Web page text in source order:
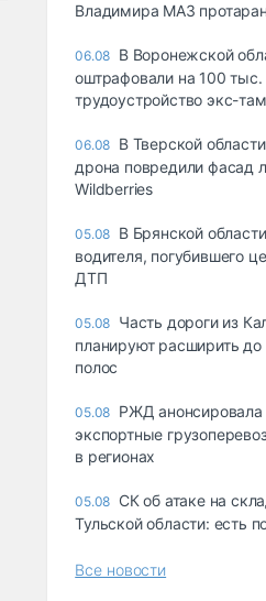
Владимира МАЗ
06.08 В Воронежской
оштрафовали на 100 тыс.
трудоустройство экс-
06.08 В Тверской
дрона повредили фасад
Wildberries
05.08 В Брянской
водителя, погубившего
ДТП
05.08 Часть дороги из
планируют расширить до
полос
05.08 РЖД анонсировала
экспортные
в регионах
05.08 СК об атаке на
Тульской области: есть
Все новости